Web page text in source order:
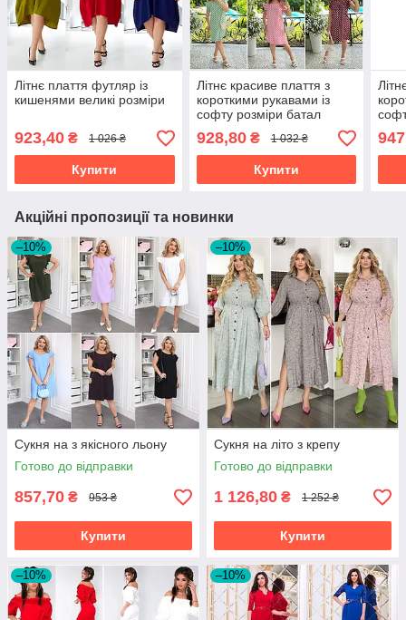
Літнє плаття футляр із
кишенями великі розміри
923,40 ₴ 1 026 ₴
Купити
Літнє красиве плаття з
короткими рукавами із
софту розміри батал
928,80₴ 1 032 ₴
Купити
Акційні пропозиції та новинки
–10%
Сукня на з якісного льону
Готово до відправки
857,70 ₴ 953 ₴
Купити
–10%
Сукня на літо з крепу
Готово до відправки
1 126,80 ₴ 1 252 ₴
Купити
–10% –10%